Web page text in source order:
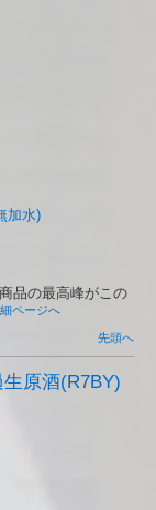
加水)
品の最高峰がこの
ページへ
先頭へ
原酒(R7BY)